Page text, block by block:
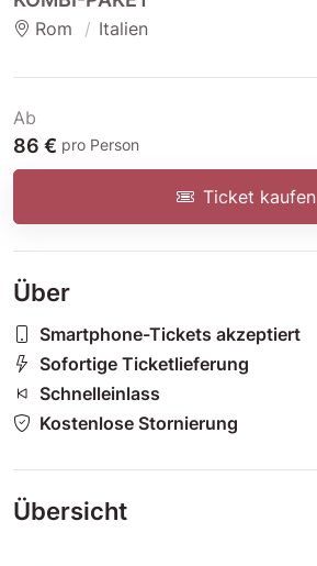
Rom Italien
Ab
86 € pro Person
Ticket kaufen
Über
Smartphone-Tickets akzeptiert
Sofortige Ticketlieferung
Schnelleinlass
Kostenlose Stornierung
Übersicht